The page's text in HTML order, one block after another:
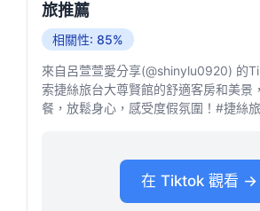
旅推薦
相關性: 85%
來自呂萱萱愛分享(@shinylu0920) 的
索捷絲旅台大尊賢館的舒適客房和美景
餐，放鬆身心，感受度假氛圍！#捷絲
在 Tiktok 觀看 →